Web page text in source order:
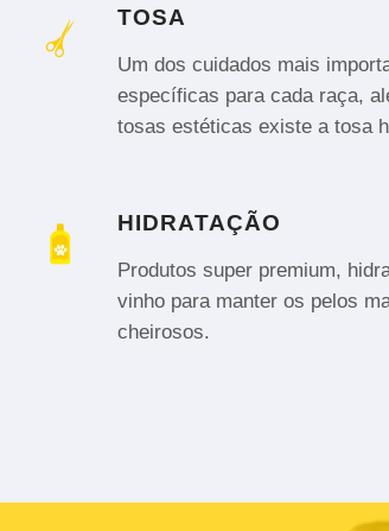
TOSA
Um dos cuidados mais
específicas para cada raça,
tosas estéticas existe a tosa
HIDRATAÇÃO
Produtos super premium,
vinho para manter os pelos
cheirosos.